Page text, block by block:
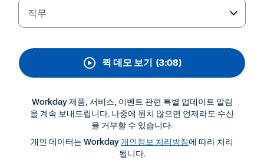
직무
퀵 데모 보기 (3:08)
Workday 제품, 서비스, 이벤트 관련 특별 업데이트 알림
을 계속 보내드립니다. 나중에 원치 않으면 언제라도 수신
을 거부할 수 있습니다.
개인 데이터는 Workday개인정보 처리방침에 따라 처리
됩니다.